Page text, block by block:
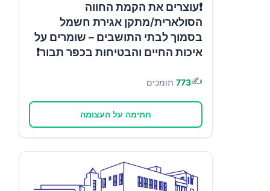
❗עוצרים את הקמת החווה
הסולארית/מתקן אגירת חשמל
בסמוך לבתי התושבים – שומרים על
איכות החיים והבטיחות בכפר תבור❗
✍️
773 תומכים
חתימה על העצומה